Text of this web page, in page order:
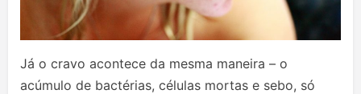
Já o cravo acontece da mesma maneira – o
acúmulo de bactérias, células mortas e sebo, só